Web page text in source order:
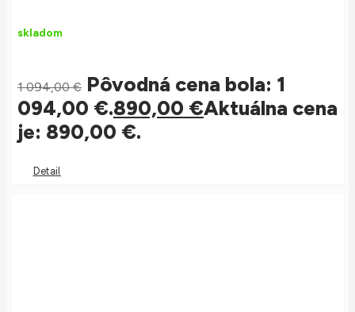
skladom
1 094,00€ Pôvodná cena bola: 1
094,00 €.890,00 €Aktuálna cena
je: 890,00 €.
Detail